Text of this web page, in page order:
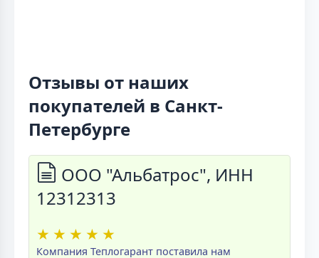
Отзывы от наших
покупателей в Санкт-
Петербурге
ООО "Альбатрос", ИНН
12312313
★ ★ ★ ★ ★
Компания Теплогарант поставила нам